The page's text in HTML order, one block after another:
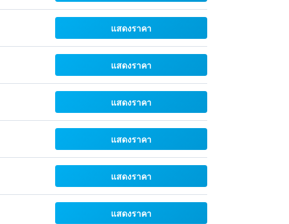
แสดงราคา
แสดงราคา
แสดงราคา
แสดงราคา
แสดงราคา
แสดงราคา